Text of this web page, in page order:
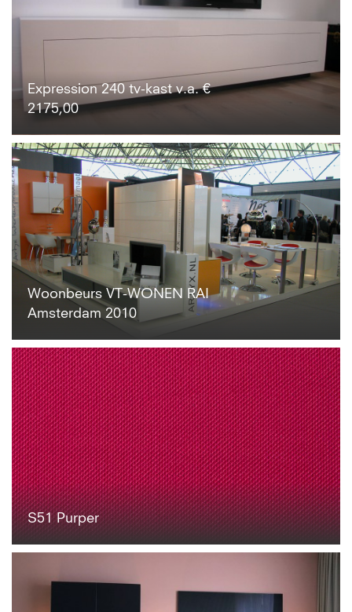
Expression 240 tv-kast v.a. €
2175,00
Woonbeurs VT-WONEN RAI
Amsterdam 2010
S51 Purper